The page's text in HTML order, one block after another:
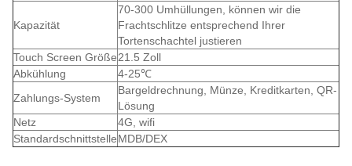
Kapazität
70-300 Umhüllungen, können wir die
Frachtschlitze entsprechend Ihrer
Tortenschachtel justieren
Touch Screen Größe21.5 Zoll
Abkühlung
4-25℃
Zahlungs-System
Bargeldrechnung, Münze, Kreditkarten, QR-
Lösung
Netz
4G, wifi
StandardschnittstelleMDB/DEX